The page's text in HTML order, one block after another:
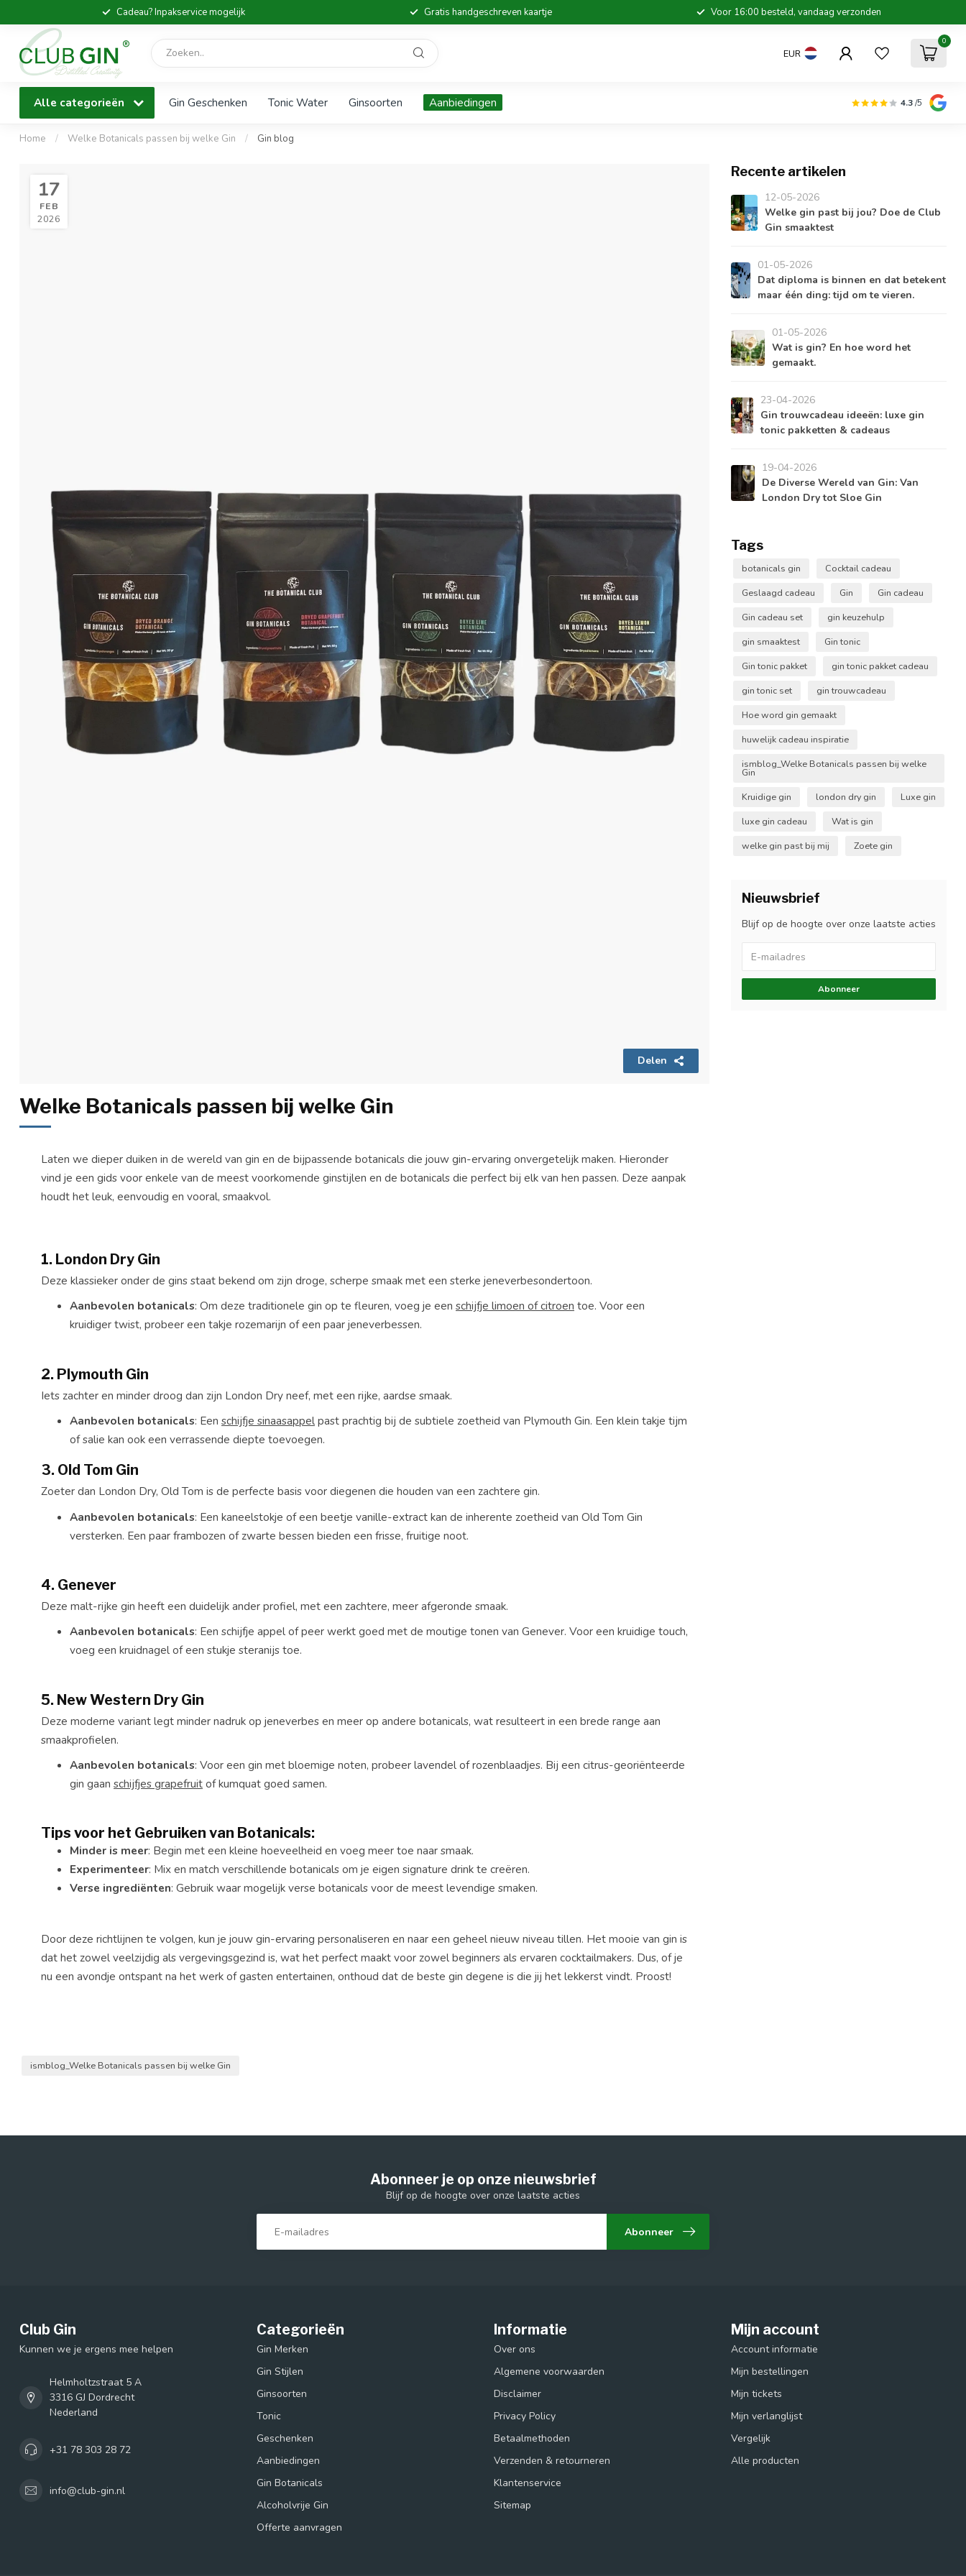
Cadeau? Inpakservice mogelijk Gratis handgeschreven kaartje Voor 16:00 besteld, vandaag verzonden
EUR
0
Alle categorieën Gin Geschenken Tonic Water Ginsoorten Aanbiedingen 4.3/5
Home / Welke Botanicals passen bij welke Gin / Gin blog
17
FEB
2026
Delen
Welke Botanicals passen bij welke Gin
Laten we dieper duiken in de wereld van gin en de bijpassende botanicals die jouw gin-ervaring onvergetelijk maken. Hieronder
vind je een gids voor enkele van de meest voorkomende ginstijlen en de botanicals die perfect bij elk van hen passen. Deze aanpak
houdt het leuk, eenvoudig en vooral, smaakvol.
1. London Dry Gin
Deze klassieker onder de gins staat bekend om zijn droge, scherpe smaak met een sterke jeneverbesondertoon.
Aanbevolen botanicals: Om deze traditionele gin op te fleuren, voeg je een schijfje limoen of citroen toe. Voor een
kruidiger twist, probeer een takje rozemarijn of een paar jeneverbessen.
2. Plymouth Gin
Iets zachter en minder droog dan zijn London Dry neef, met een rijke, aardse smaak.
Aanbevolen botanicals: Een schijfje sinaasappelpast prachtig bij de subtiele zoetheid van Plymouth Gin. Een klein takje tijm
of salie kan ook een verrassende diepte toevoegen.
3. Old Tom Gin
Zoeter dan London Dry, Old Tom is de perfecte basis voor diegenen die houden van een zachtere gin.
Aanbevolen botanicals: Een kaneelstokje of een beetje vanille-extract kan de inherente zoetheid van Old Tom Gin
versterken. Een paar frambozen of zwarte bessen bieden een frisse, fruitige noot.
4. Genever
Deze malt-rijke gin heeft een duidelijk ander profiel, met een zachtere, meer afgeronde smaak.
Aanbevolen botanicals: Een schijfje appel of peer werkt goed met de moutige tonen van Genever. Voor een kruidige touch,
voeg een kruidnagel of een stukje steranijs toe.
5. New Western Dry Gin
Deze moderne variant legt minder nadruk op jeneverbes en meer op andere botanicals, wat resulteert in een brede range aan
smaakprofielen.
Aanbevolen botanicals: Voor een gin met bloemige noten, probeer lavendel of rozenblaadjes. Bij een citrus-georiënteerde
gin gaan schijfjes grapefruitof kumquat goed samen.
Tips voor het Gebruiken van Botanicals:
Minder is meer: Begin met een kleine hoeveelheid en voeg meer toe naar smaak.
Experimenteer: Mix en match verschillende botanicals om je eigen signature drink te creëren.
Verse ingrediënten: Gebruik waar mogelijk verse botanicals voor de meest levendige smaken.
Door deze richtlijnen te volgen, kun je jouw gin-ervaring personaliseren en naar een geheel nieuw niveau tillen. Het mooie van gin is
dat het zowel veelzijdig als vergevingsgezind is, wat het perfect maakt voor zowel beginners als ervaren cocktailmakers. Dus, of je
nu een avondje ontspant na het werk of gasten entertainen, onthoud dat de beste gin degene is die jij het lekkerst vindt. Proost!
ismblog_Welke Botanicals passen bij welke Gin
Recente artikelen
12-05-2026
Welke gin past bij jou? Doe de Club
Gin smaaktest
01-05-2026
Dat diploma is binnen en dat betekent
maar één ding: tijd om te vieren.
01-05-2026
Wat is gin? En hoe word het
gemaakt.
23-04-2026
Gin trouwcadeau ideeën: luxe gin
tonic pakketten & cadeaus
19-04-2026
De Diverse Wereld van Gin: Van
London Dry tot Sloe Gin
Tags
botanicals gin
Cocktail cadeau
Geslaagd cadeau
Gin
Gin cadeau
Gin cadeau set
gin keuzehulp
gin smaaktest
Gin tonic
Gin tonic pakket
gin tonic pakket cadeau
gin tonic set
gin trouwcadeau
Hoe word gin gemaakt
huwelijk cadeau inspiratie
ismblog_Welke Botanicals passen bij welke
Gin
Kruidige gin
london dry gin
Luxe gin
luxe gin cadeau
Wat is gin
welke gin past bij mij
Zoete gin
Nieuwsbrief
Blijf op de hoogte over onze laatste acties
Abonneer
Abonneer je op onze nieuwsbrief
Blijf op de hoogte over onze laatste acties
Abonneer
Club Gin
Kunnen we je ergens mee helpen
Helmholtzstraat 5 A
3316 GJ Dordrecht
Nederland
+31 78 303 28 72
info@club-gin.nl
Categorieën
Gin Merken
Gin Stijlen
Ginsoorten
Tonic
Geschenken
Aanbiedingen
Gin Botanicals
Alcoholvrije Gin
Offerte aanvragen
Informatie
Over ons
Algemene voorwaarden
Disclaimer
Privacy Policy
Betaalmethoden
Verzenden & retourneren
Klantenservice
Sitemap
Mijn account
Account informatie
Mijn bestellingen
Mijn tickets
Mijn verlanglijst
Vergelijk
Alle producten